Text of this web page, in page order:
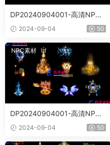
DP20240904001-高清NPC0
4 2024-09-04 50
NPC素材
DP20240904001-高清NPC0
2
2024-09-04 50